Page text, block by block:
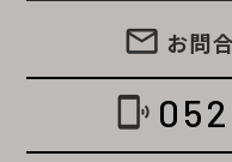
email お問
phonelink_ring